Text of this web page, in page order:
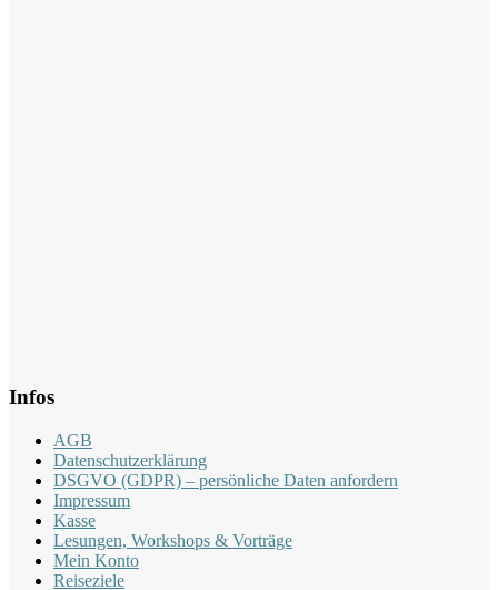
Infos
AGB
Datenschutzerklärung
DSGVO (GDPR) – persönliche Daten anfordern
Impressum
Kasse
Lesungen, Workshops & Vorträge
Mein Konto
Reiseziele